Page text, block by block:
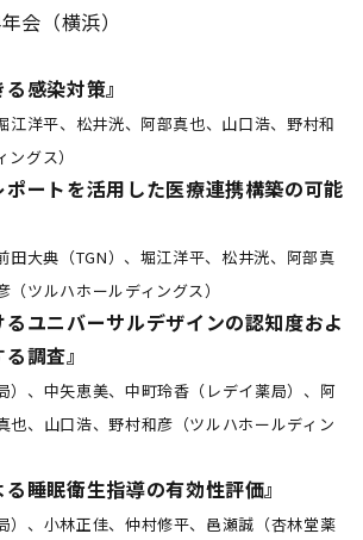
会（横浜）
感染対策』
江洋平、松井洸、阿部真也、山口浩、野村和
グス）
ポートを活用した医療連携構築の可能
田大典（TGN）、堀江洋平、松井洸、阿部真
ツルハホールディングス）
るユニバーサルデザインの認知度およ
調査』
）、中矢恵美、中町玲香（レデイ薬局）、阿
也、山口浩、野村和彦（ツルハホールディン
る睡眠衛生指導の有効性評価』
）、小林正佳、仲村修平、邑瀬誠（杏林堂薬